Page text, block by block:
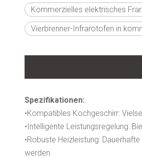
Kommerzielles elektrisches
Vierbrenner-Infrarotofen in
Spezifikationen:
•Kompatibles Kochgeschirr:
•Intelligente Leistungsregelung:
•Robuste Heizleistung:
werden.